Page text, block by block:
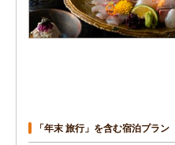
「年末 旅行」を含む宿泊プラン